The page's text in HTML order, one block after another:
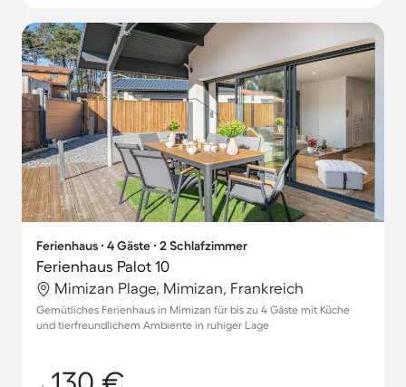
Ferienhaus ∙ 4 Gäste ∙ 2 Schlafzimmer
Ferienhaus Palot 10
Mimizan Plage, Mimizan, Frankreich
Gemütliches Ferienhaus in Mimizan für bis zu 4 Gäste mit Küche
und tierfreundlichem Ambiente in ruhiger Lage